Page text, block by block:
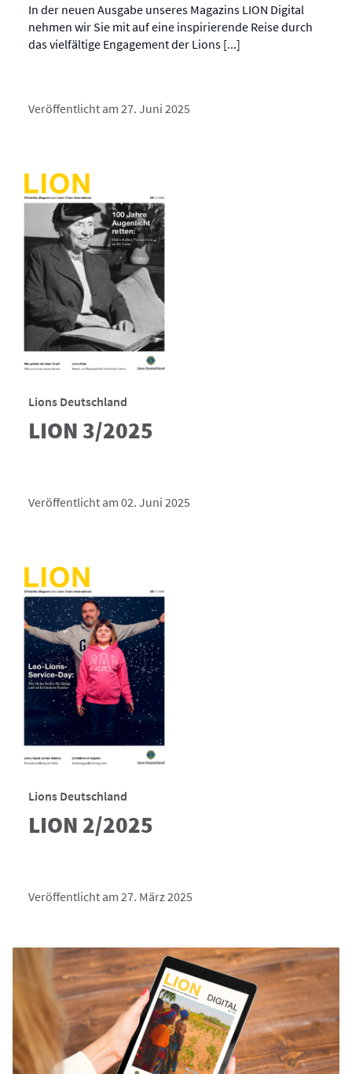
In der neuen Ausgabe unseres Magazins LION Digital
nehmen wir Sie mit auf eine inspirierende Reise durch
das vielfältige Engagement der Lions [...]
Veröffentlicht am 27. Juni 2025
Lions Deutschland
LION 3/2025
Veröffentlicht am 02. Juni 2025
Lions Deutschland
LION 2/2025
Veröffentlicht am 27. März 2025